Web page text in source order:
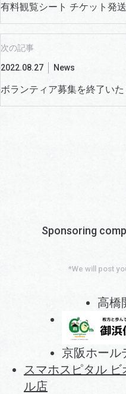
有料観覧シート チケット発
次の記事
2022.08.27 News
ボランティア募集を終了いた
Sponsoring
*We will post
高橋
京阪ホール
スマホスピタル
ル店